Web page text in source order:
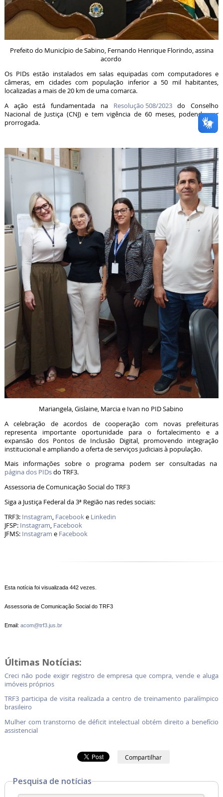
Prefeito do Município de Sabino, Fernando Henrique Florindo, assina
acordo
Os PIDs estão instalados em salas equipadas com computadores e
câmeras, em cidades com população inferior a 50 mil habitantes,
localizadas a mais de 20 km de uma comarca.
A ação está fundamentada na Resolução 508/2023do Conselho
Nacional de Justiça (CNJ) e tem vigência de 60 meses, podendo ser
prorrogada.
Mariangela, Gislaine, Marcia e Ivan no PID Sabino
A celebração de acordos de cooperação com novas prefeituras
representa importante oportunidade para o fortalecimento e a
expansão dos Pontos de Inclusão Digital, promovendo integração
institucional e ampliando a oferta de serviços judiciais à população.
Mais informações sobre o programa podem ser consultadas na
página dos PIDsdo TRF3.
Assessoria de Comunicação Social do TRF3
Siga a Justiça Federal da 3ª Região nas redes sociais:
TRF3: Instagram, Facebooke Linkedin
JFSP: Instagram, Facebook
JFMS: Instagram e Facebook
Esta notícia foi visualizada 442 vezes.
Assessoria de Comunicação Social do TRF3
Email: acom@trf3.jus.br
Últimas Notícias:
Creci não pode exigir registro de empresa que compra, vende e aluga
imóveis próprios
TRF3 participa de visita realizada a centro de treinamento paralímpico
brasileiro
Mulher com transtorno de déficit intelectual obtém direito a benefício
assistencial
Compartilhar
Pesquisa de notícias